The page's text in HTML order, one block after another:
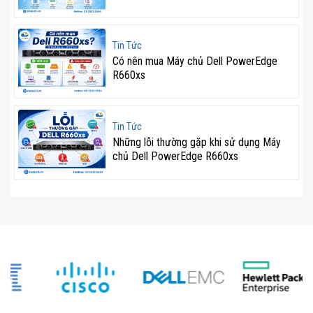
trung tâm dữ liệu hoặc các văn phòng nhỏ. Với độ sâu
khung gầm ngắn, máy chủ này đặc biệt phù hợp cho
các doanh nghiệp hoạt động trong môi trường Near-
Edge hoặc SMB (Doanh nghiệp vừa và nhỏ).
tản nhiệt hiệu quả, vận hành êm ái, giảm thiểu tiếng ồn,
giúp đảm bảo môi trường làm việc thoải mái. Ngoài ra,
viền lọc bụi tích hợp giúp hạn chế bụi bẩn, bảo vệ linh
NSTECH Việt Nam – Nhà cung cấp máy
chủ Dell R360 chính hãng tại Việt Nam
Tin Tức
Có nên mua Máy chủ Dell PowerEdge
R660xs
Tin Tức
Những lỗi thường gặp khi sử dụng Máy
chủ Dell PowerEdge R660xs